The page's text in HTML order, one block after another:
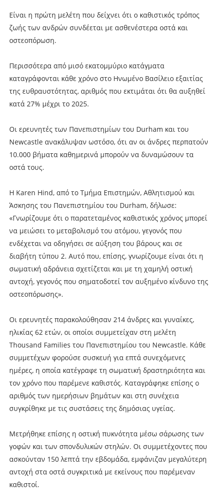
Είναι η πρώτη μελέτη που δείχνει ότι ο καθιστικός τρόπος
ζωής των ανδρών συνδέεται με ασθενέστερα οστά και
οστεοπόρωση.
Περισσότερα από μισό εκατομμύριο κατάγματα
καταγράφονται κάθε χρόνο στο Ηνωμένο Βασίλειο εξαιτίας
της ευθραυστότητας, αριθμός που εκτιμάται ότι θα αυξηθεί
κατά 27% μέχρι το 2025.
Οι ερευνητές των Πανεπιστημίων του Durham και του
Newcastle ανακάλυψαν ωστόσο, ότι αν οι άνδρες περπατούν
10.000 βήματα καθημερινά μπορούν να δυναμώσουν τα
οστά τους.
Η Karen Hind, από το Τμήμα Επιστημών, Αθλητισμού και
Άσκησης του Πανεπιστημίου του Durham, δήλωσε:
«Γνωρίζουμε ότι ο παρατεταμένος καθιστικός χρόνος μπορεί
να μειώσει το μεταβολισμό του ατόμου, γεγονός που
ενδέχεται να οδηγήσει σε αύξηση του βάρους και σε
διαβήτη τύπου 2. Αυτό που, επίσης, γνωρίζουμε είναι ότι η
σωματική αδράνεια σχετίζεται και με τη χαμηλή οστική
αντοχή, γεγονός που σηματοδοτεί τον αυξημένο κίνδυνο της
οστεοπόρωσης».
Οι ερευνητές παρακολούθησαν 214 άνδρες και γυναίκες,
ηλικίας 62 ετών, οι οποίοι συμμετείχαν στη μελέτη
Thousand Families του Πανεπιστημίου του Newcastle. Κάθε
συμμετέχων φορούσε συσκευή για επτά συνεχόμενες
ημέρες, η οποία κατέγραφε τη σωματική δραστηριότητα και
τον χρόνο που παρέμενε καθιστός. Καταγράφηκε επίσης ο
αριθμός των ημερήσιων βημάτων και στη συνέχεια
συγκρίθηκε με τις συστάσεις της δημόσιας υγείας.
Μετρήθηκε επίσης η οστική πυκνότητα μέσω σάρωσης των
γοφών και των σπονδυλικών στηλών. Οι συμμετέχοντες που
ασκούνταν 150 λεπτά την εβδομάδα, εμφάνιζαν μεγαλύτερη
αντοχή στα οστά συγκριτικά με εκείνους που παρέμεναν
καθιστοί.